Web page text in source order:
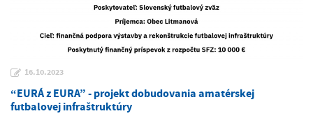
16.10.2023
“EURÁ z EURA” - projekt dobudovania amatérskej
futbalovej infraštruktúry